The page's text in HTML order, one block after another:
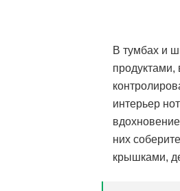
В тумбах и
продуктами,
интерьер
них
крышками,